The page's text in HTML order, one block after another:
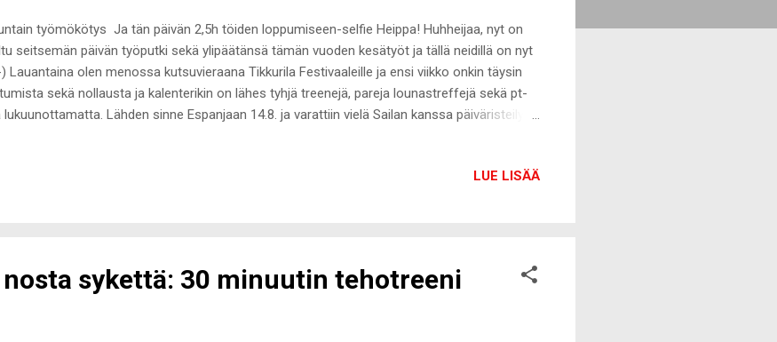
työmökötys Ja tän päivän 2,5h töiden loppumiseen-selfie Heippa! Huhheijaa, nyt on
seitsemän päivän työputki sekä ylipäätänsä tämän vuoden kesätyöt ja tällä neidillä on nyt
Lauantaina olen menossa kutsuvieraana Tikkurila Festivaaleille ja ensi viikko onkin täysin
sekä nollausta ja kalenterikin on lähes tyhjä treenejä, pareja lounastreffejä sekä pt-
Lähden sinne Espanjaan 14.8. ja varattiin vielä Sailan kanssa päiväristeily
LUE LISÄÄ
nosta sykettä: 30 minuutin tehotreeni